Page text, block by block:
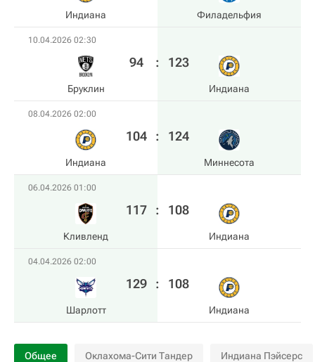
Индиана Филадельфия
10.04.2026 02:30
Бруклин
94 : 123
Индиана
08.04.2026 02:00
Индиана
104 : 124
Миннесота
06.04.2026 01:00
Кливленд
117 : 108
Индиана
04.04.2026 02:00
Шарлотт
129 : 108
Индиана
Общее Оклахома-Сити Тандер Индиана Пэйсерс